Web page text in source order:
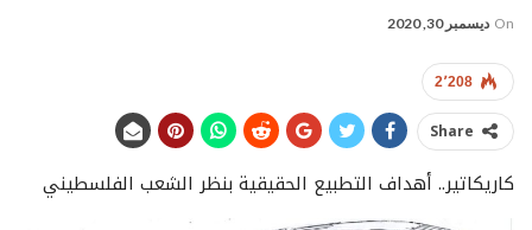
On ديسمبر 30, 2020
2٬208
Share
كاريكاتير.. أهداف التطبيع الحقيقية بنظر الشعب الفلسطيني